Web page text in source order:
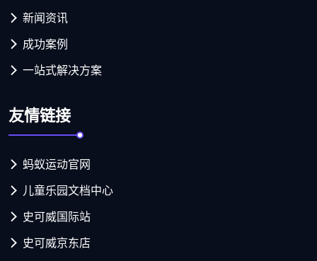
新闻资讯
成功案例
一站式解决方案
友情链接
蚂蚁运动官网
儿童乐园文档中心
史可威国际站
史可威京东店